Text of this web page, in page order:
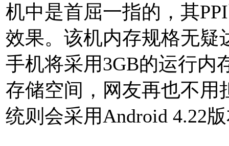
机中是首屈一指的，其
效果。该机内存规格无疑
手机将采用3GB的运行内
存储空间，网友再也不用
统则会采用Android 4.22